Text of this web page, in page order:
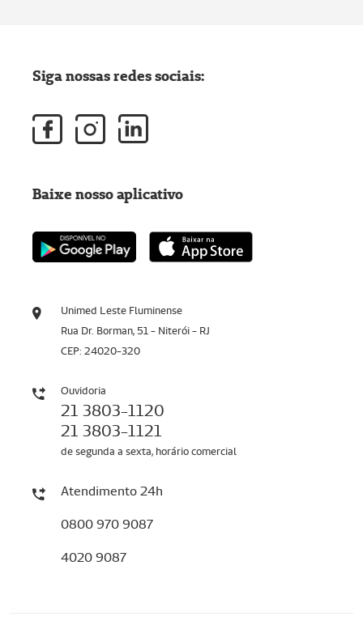
Unimed Leste Fluminense
Rua Dr. Borman, 51 - Niterói - RJ
CEP: 24020-320
Ouvidoria
21 3803-1120
21 3803-1121
de segunda a sexta, horário comercial
Atendimento 24h
0800 970 9087
4020 9087
Siga nossas redes sociais:
Baixe nosso aplicativo